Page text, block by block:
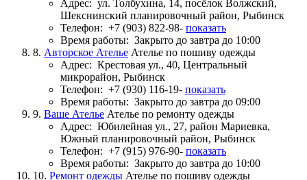
Адрес: ул. Толбухина, 14, посёлок Волжский,
Шекснинский планировочный район, Рыбинск
Телефон: +7 (903) 822-98- показать
Время работы: Закрыто до завтра до 10:00
8. Авторское Ателье Ателье по пошиву одежды
Адрес: Крестовая ул., 40, Центральный
микрорайон, Рыбинск
Телефон: +7 (930) 116-19- показать
Время работы: Закрыто до завтра до 09:00
9. Ваше Ателье Ателье по ремонту одежды
Адрес: Юбилейная ул., 27, район Мариевка,
Южный планировочный район, Рыбинск
Телефон: +7 (915) 976-90- показать
Время работы: Закрыто до завтра до 10:00
10. Ремонт одежды Ателье по пошиву одежды